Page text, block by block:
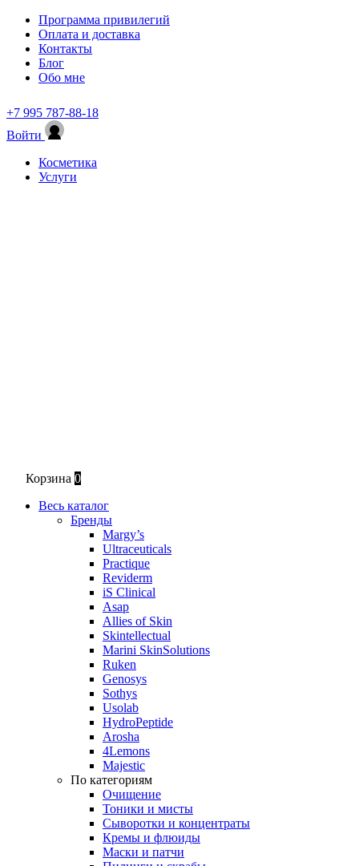
Программа привилегий
Оплата и доставка
Контакты
Блог
Обо мне
+7 995 787-88-18
Войти
Косметика
Услуги
Корзина 0
Весь каталог
Бренды
Margy’s
Ultraceuticals
Practique
Reviderm
iS Clinical
Asap
Allies of Skin
Skintellectual
Marini SkinSolutions
Ruken
Genosys
Sothys
Usolab
HydroPeptide
Arosha
4Lemons
Majestic
По категориям
Очищение
Тоники и мисты
Сыворотки и концентраты
Кремы и флюиды
Маски и патчи